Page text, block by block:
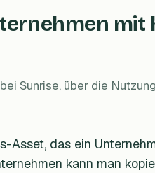
mit
Sunrise, über die
Asset, das ein
kann man